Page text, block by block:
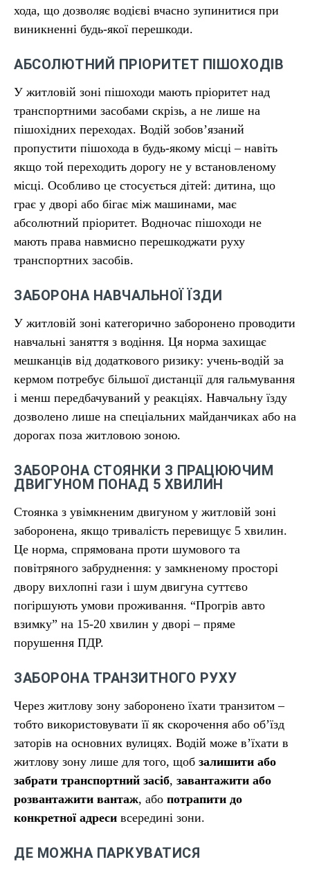
хода, що дозволяє водієві вчасно зупинитися при
виникненні будь-якої перешкоди.
АБСОЛЮТНИЙ ПРІОРИТЕТ ПІШОХОДІВ
У житловій зоні пішоходи мають пріоритет над
транспортними засобами скрізь, а не лише на
пішохідних переходах. Водій зобов’язаний
пропустити пішохода в будь-якому місці – навіть
якщо той переходить дорогу не у встановленому
місці. Особливо це стосується дітей: дитина, що
грає у дворі або бігає між машинами, має
абсолютний пріоритет. Водночас пішоходи не
мають права навмисно перешкоджати руху
транспортних засобів.
ЗАБОРОНА НАВЧАЛЬНОЇ ЇЗДИ
У житловій зоні категорично заборонено проводити
навчальні заняття з водіння. Ця норма захищає
мешканців від додаткового ризику: учень-водій за
кермом потребує більшої дистанції для гальмування
і менш передбачуваний у реакціях. Навчальну їзду
дозволено лише на спеціальних майданчиках або на
дорогах поза житловою зоною.
ЗАБОРОНА СТОЯНКИ З ПРАЦЮЮЧИМ
ДВИГУНОМ ПОНАД 5 ХВИЛИН
Стоянка з увімкненим двигуном у житловій зоні
заборонена, якщо тривалість перевищує 5 хвилин.
Це норма, спрямована проти шумового та
повітряного забруднення: у замкненому просторі
двору вихлопні гази і шум двигуна суттєво
погіршують умови проживання. “Прогрів авто
взимку” на 15-20 хвилин у дворі – пряме
порушення ПДР.
ЗАБОРОНА ТРАНЗИТНОГО РУХУ
Через житлову зону заборонено їхати транзитом –
тобто використовувати її як скорочення або об’їзд
заторів на основних вулицях. Водій може в’їхати в
житлову зону лише для того, щоб залишити або
забрати транспортний засіб, завантажити або
розвантажити вантаж, або потрапити до
конкретної адреси всередині зони.
ДЕ МОЖНА ПАРКУВАТИСЯ